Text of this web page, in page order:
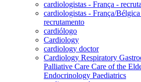
cardiologistas - França -
cardiologistas - França/
recrutamento
cardiólogo
Cardiology
cardiology doctor
Cardiology Respiratory
Palliative Care Care of the
Endocrinology Paediatrics